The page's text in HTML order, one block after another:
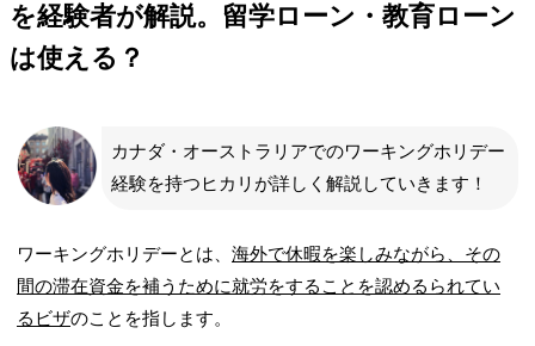
を経験者が解説。留学ローン・教育ローン
は使える？
カナダ・オーストラリアでのワーキングホリデー
経験を持つヒカリが詳しく解説していきます！
ワーキングホリデーとは、海外で休暇を楽しみながら、その
間の滞在資金を補うために就労をすることを認めるられてい
るビザのことを指します。